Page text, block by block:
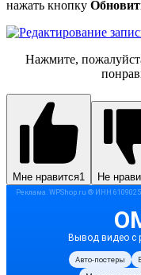
нажать кнопку
Нажмите,
Мне нравится1 Не